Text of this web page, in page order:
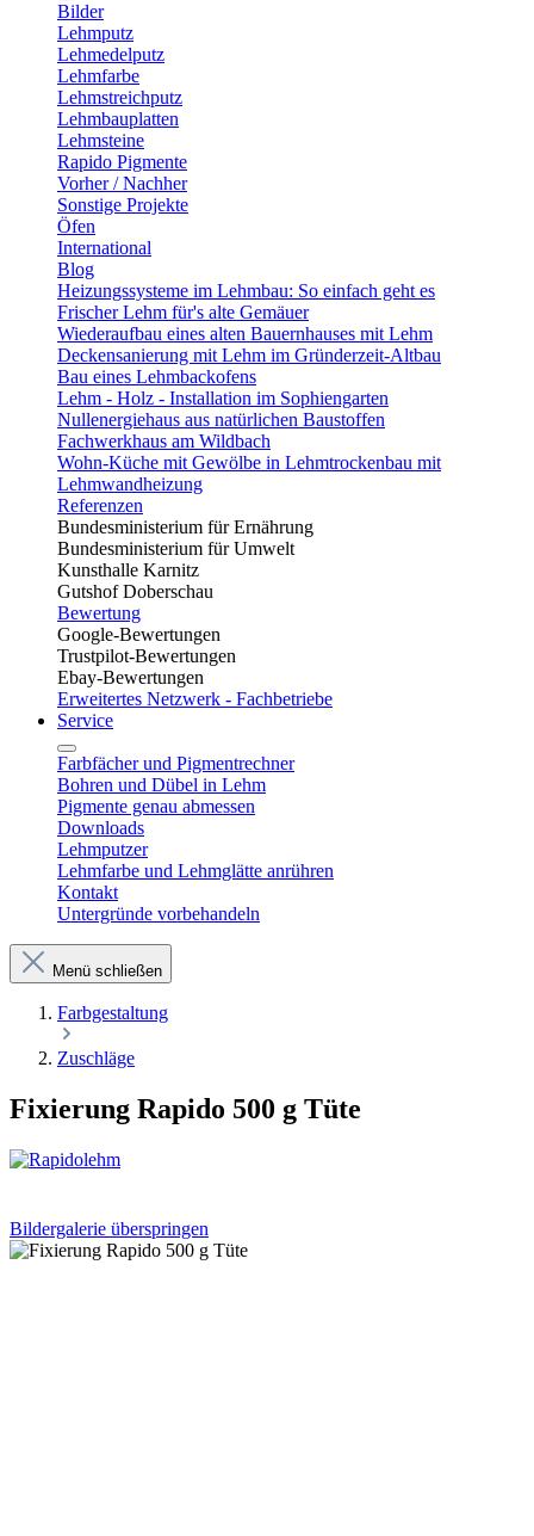
Bilder
Lehmputz
Lehmedelputz
Lehmfarbe
Lehmstreichputz
Lehmbauplatten
Lehmsteine
Rapido Pigmente
Vorher / Nachher
Sonstige Projekte
Öfen
International
Blog
Heizungssysteme im Lehmbau: So einfach geht es
Frischer Lehm für's alte Gemäuer
Wiederaufbau eines alten Bauernhauses mit Lehm
Deckensanierung mit Lehm im Gründerzeit-Altbau
Bau eines Lehmbackofens
Lehm - Holz - Installation im Sophiengarten
Nullenergiehaus aus natürlichen Baustoffen
Fachwerkhaus am Wildbach
Wohn-Küche mit Gewölbe in Lehmtrockenbau mit
Lehmwandheizung
Referenzen
Bundesministerium für Ernährung
Bundesministerium für Umwelt
Kunsthalle Karnitz
Gutshof Doberschau
Bewertung
Google-Bewertungen
Trustpilot-Bewertungen
Ebay-Bewertungen
Erweitertes Netzwerk - Fachbetriebe
Service
Farbfächer und Pigmentrechner
Bohren und Dübel in Lehm​
Pigmente genau abmessen
Downloads
Lehmputzer
Lehmfarbe und Lehmglätte anrühren
Kontakt
Untergründe vorbehandeln
Menü schließen
Farbgestaltung
Zuschläge
Fixierung Rapido 500 g Tüte
Bildergalerie überspringen